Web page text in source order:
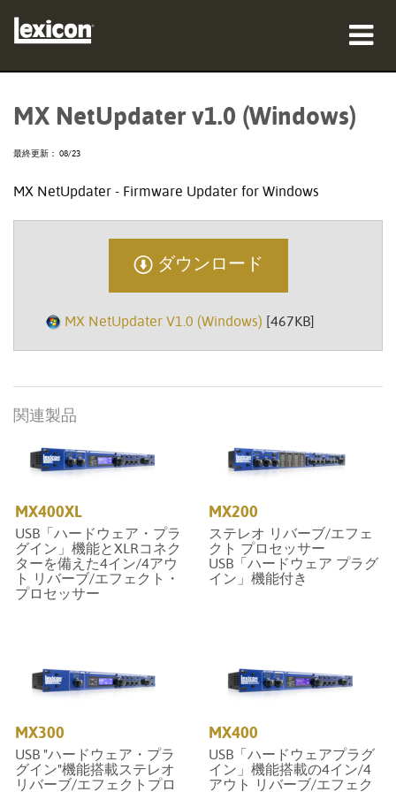
言語/地域
MX NetUpdater v1.0 (Windows)
最終更新： 08/23
MX NetUpdater - Firmware Updater for Windows
ダウンロード
MX NetUpdater V1.0 (Windows) [467KB]
関連製品
MX400XL
USB「ハードウェア・プラ
グイン」機能とXLRコネク
ターを備えた4イン/4アウ
ト リバーブ/エフェクト・
プロセッサー
MX200
ステレオ リバーブ/エフェ
クト プロセッサー
USB「ハードウェア プラグ
イン」機能付き
MX300
USB "ハードウェア・プラ
グイン"機能搭載ステレオ
リバーブ/エフェクトプロ
MX400
USB「ハードウェアプラグ
イン」機能搭載の4イン/4
アウト リバーブ/エフェク